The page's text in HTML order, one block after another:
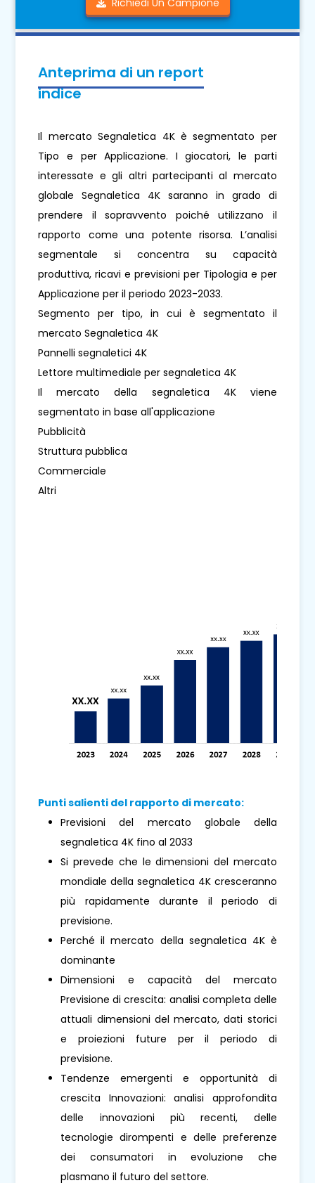
Anteprima di un report
indice
Il mercato Segnaletica 4K è segmentato per
Tipo e per Applicazione. I giocatori, le parti
interessate e gli altri partecipanti al mercato
globale Segnaletica 4K saranno in grado di
prendere il sopravvento poiché utilizzano il
rapporto come una potente risorsa. L’analisi
segmentale si concentra su capacità
produttiva, ricavi e previsioni per Tipologia e per
Applicazione per il periodo 2023-2033.
Segmento per tipo, in cui è segmentato il
mercato Segnaletica 4K
Pannelli segnaletici 4K
Lettore multimediale per segnaletica 4K
Il mercato della segnaletica 4K viene
segmentato in base all'applicazione
Pubblicità
Struttura pubblica
Commerciale
Altri
Punti salienti del rapporto di mercato:
Previsioni del mercato globale della
segnaletica 4K fino al 2033
Si prevede che le dimensioni del mercato
mondiale della segnaletica 4K cresceranno
più rapidamente durante il periodo di
previsione.
Perché il mercato della segnaletica 4K è
dominante
Dimensioni e capacità del mercato
Previsione di crescita: analisi completa delle
attuali dimensioni del mercato, dati storici
e proiezioni future per il periodo di
previsione.
Tendenze emergenti e opportunità di
crescita Innovazioni: analisi approfondita
delle innovazioni più recenti, delle
tecnologie dirompenti e delle preferenze
dei consumatori in evoluzione che
plasmano il futuro del settore.